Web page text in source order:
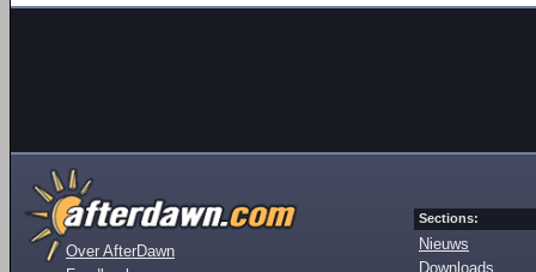
Over AfterDawn
Sections:
Nieuws
Downloads